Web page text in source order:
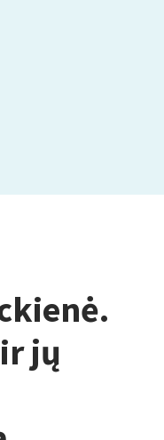
jų